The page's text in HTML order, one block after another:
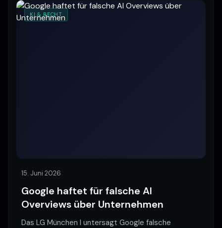
KI & RECHT
15. Juni 2026
Google haftet für falsche AI
Overviews über Unternehmen
Das LG München I untersagt Google falsche